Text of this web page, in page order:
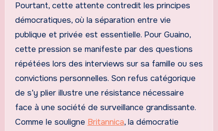
Pourtant, cette attente contredit les principes
démocratiques, où la séparation entre vie
publique et privée est essentielle. Pour Guaino,
cette pression se manifeste par des questions
répétées lors des interviews sur sa famille ou ses
convictions personnelles. Son refus catégorique
de s’y plier illustre une résistance nécessaire
face à une société de surveillance grandissante.
Comme le souligne Britannica, la démocratie